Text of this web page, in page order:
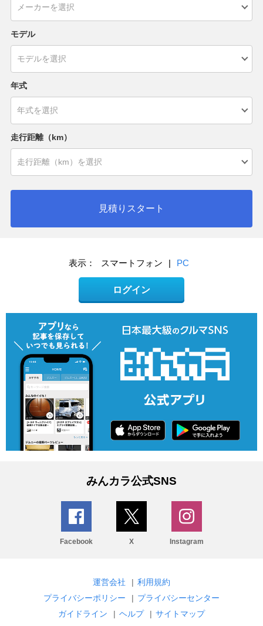
モデル
年式
走行距離（km）
見積りスタート
表示： スマートフォン | PC
ログイン
みんカラ公式SNS
Facebook X Instagram
運営会社 | 利用規約
プライバシーポリシー
| プライバシーセンター
ガイドライン
| ヘルプ | サイトマップ